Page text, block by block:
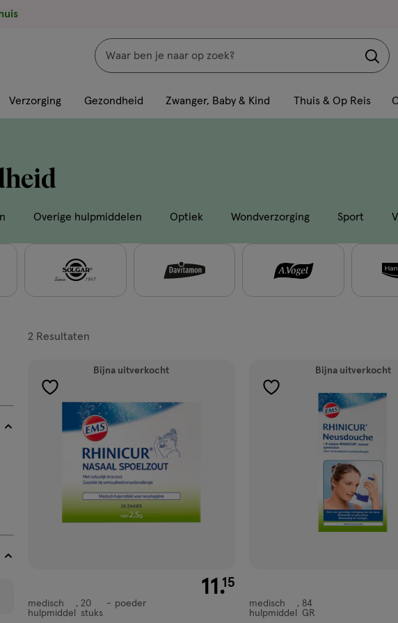
Zoeken
met
dit
geavanceerde
Verzorging Gezondheid Zwanger, Baby & Kind Thuis & Op Reis
Overige hulpmiddelen Optiek Wondverzorging Sport
2 Resultaten
producten
Bijna uitverkocht
toevoegen
verlanglijst
€ 11.15
11 .15
medisch
medisch
hulpmiddel
20
stuks
poeder
Bijna uitverkocht
toevoegen
verlanglijst
medisch
medisch
hulpmiddel
84
GR